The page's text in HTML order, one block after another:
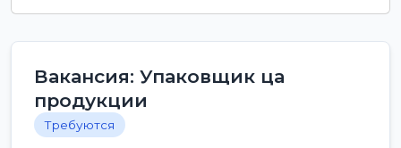
Вакансия: Упаковщик ца
продукции
Требуются